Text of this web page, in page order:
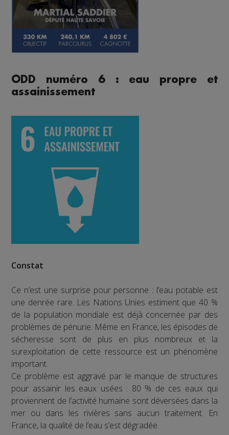
ODD numéro 6 : eau propre et
assainissement
Constat
Ce n’est une surprise pour personne : l’eau potable est
une denrée rare. Les Nations Unies estiment que 40 %
de la population mondiale est déjà concernée par des
problèmes de pénurie. Même en France, les épisodes de
sécheresse sont de plus en plus nombreux et la
surexploitation de cette ressource est un phénomène
important.
Ce problème est aggravé par le manque de structures
pour assainir les eaux usées : 80 % de ces eaux qui
proviennent de l’activité humaine sont déversées dans la
mer ou dans les rivières sans aucun traitement. En
France, la qualité de l’eau s’est dégradée.